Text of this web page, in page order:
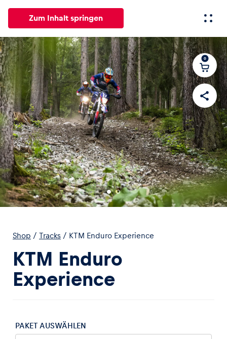
Zum Inhalt springen
Alle News Events Erlebnisse Seiten
News
Alle anzeigen
Events
0
Shop / Tracks / KTM Enduro Experience
KTM Enduro
Experience
PAKET AUSWÄHLEN